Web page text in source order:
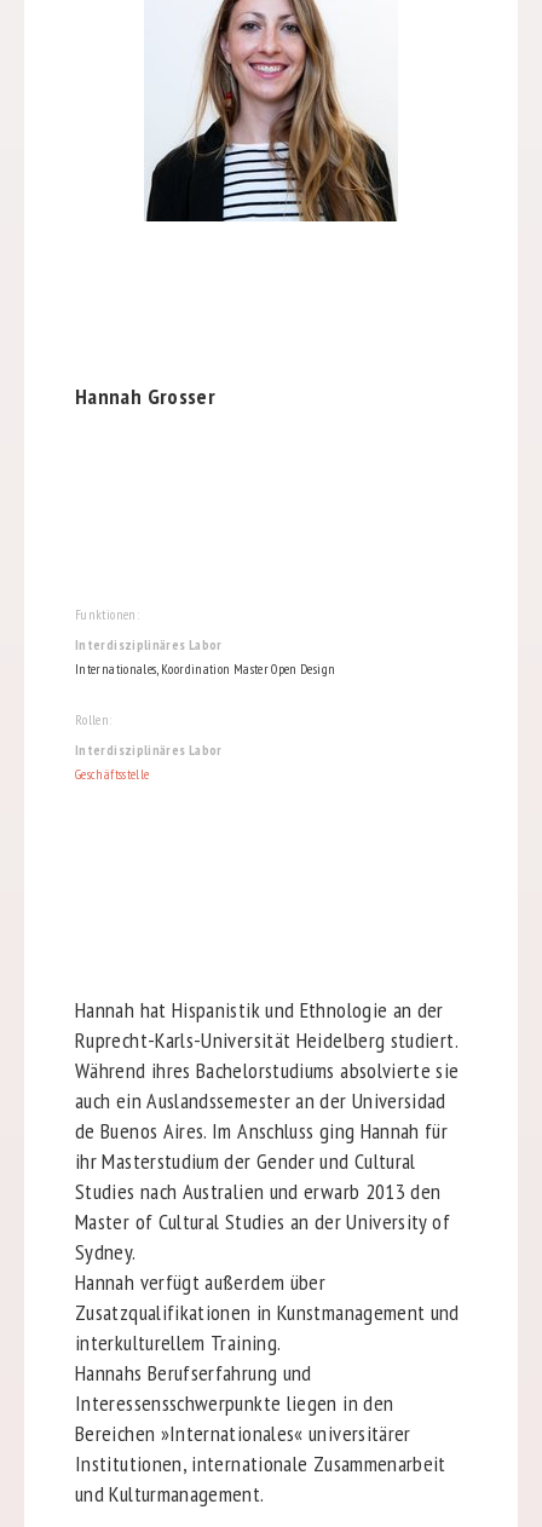
Hannah Grosser
Funktionen:
Interdisziplinäres Labor
Internationales, Koordination Master Open Design
Rollen:
Interdisziplinäres Labor
Geschäftsstelle
Hannah hat Hispanistik und Ethnologie an der
Ruprecht-Karls-Universität Heidelberg studiert.
Während ihres Bachelorstudiums absolvierte sie
auch ein Auslandssemester an der Universidad
de Buenos Aires. Im Anschluss ging Hannah für
ihr Masterstudium der Gender und Cultural
Studies nach Australien und erwarb 2013 den
Master of Cultural Studies an der University of
Sydney.
Hannah verfügt außerdem über
Zusatzqualifikationen in Kunstmanagement und
interkulturellem Training.
Hannahs Berufserfahrung und
Interessensschwerpunkte liegen in den
Bereichen »Internationales« universitärer
Institutionen, internationale Zusammenarbeit
und Kulturmanagement.